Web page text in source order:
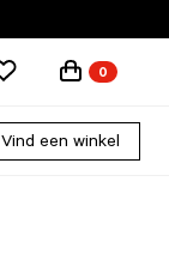
0
Vind een winkel